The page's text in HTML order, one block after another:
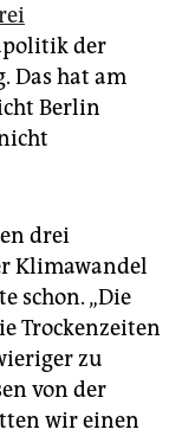
der
Das hat am
Berlin
drei
Klimawandel
schon. „Die
Trockenzeiten
zu
von der
wir einen